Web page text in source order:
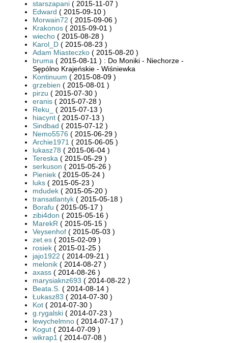
starszapani ( 2015-11-07 )
Edward ( 2015-09-10 )
Morwain72 ( 2015-09-06 )
Krakonos ( 2015-09-01 )
wiecho ( 2015-08-28 )
Karol_D ( 2015-08-23 )
Adam Miasteczko ( 2015-08-20 )
bruma ( 2015-08-11 ) : Do Moniki - Niechorze -
Sępólno Krajeńskie - Wiśniewka
Kontinuum ( 2015-08-09 )
grzebien ( 2015-08-01 )
pirzu ( 2015-07-30 )
eranis ( 2015-07-28 )
Reku_
( 2015-07-13 )
hiacynt ( 2015-07-13 )
Sindbad ( 2015-07-12 )
Nemo5576 ( 2015-06-29 )
Archie1971 ( 2015-06-05 )
lukasz78 ( 2015-06-04 )
Tereska ( 2015-05-29 )
serkuson ( 2015-05-26 )
Pieniek ( 2015-05-24 )
luks ( 2015-05-23 )
mdudek ( 2015-05-20 )
transatlantyk ( 2015-05-18 )
Borafu ( 2015-05-17 )
zibi4don ( 2015-05-16 )
MarekR ( 2015-05-15 )
Veysenhof ( 2015-05-03 )
zet.es ( 2015-02-09 )
rosiek ( 2015-01-25 )
jajo1922 ( 2014-09-21 )
melonik ( 2014-08-27 )
axass ( 2014-08-26 )
marysiaknz693 ( 2014-08-22 )
Beata.S. ( 2014-08-14 )
Łukasz83 ( 2014-07-30 )
Kot ( 2014-07-30 )
g.rygalski ( 2014-07-23 )
lewychelmno ( 2014-07-17 )
Kogut ( 2014-07-09 )
wikrap1 ( 2014-07-08 )